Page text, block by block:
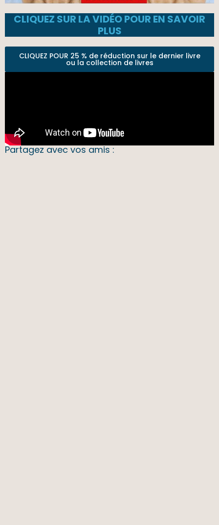
CLIQUEZ SUR LA VIDÉO POUR EN SAVOIR
PLUS
CLIQUEZ POUR 25 % de réduction sur le dernier livre
ou la collection de livres
Partagez avec vos amis :